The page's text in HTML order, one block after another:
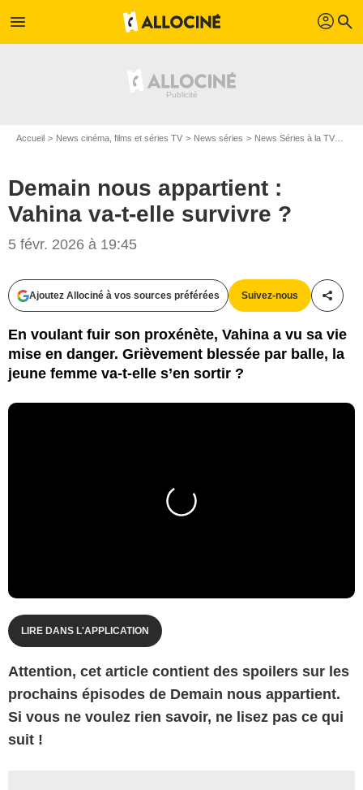
menu profil search
Accueil News cinéma, films et séries TV News séries News Séries à la TV
Demain nous appartient :
Vahina va-t-elle survivre ?
5 févr. 2026 à 19:45
Ajoutez Allociné à vos sources préférées Suivez-nous
En voulant fuir son proxénète, Vahina a vu sa vie
mise en danger. Grièvement blessée par balle, la
jeune femme va-t-elle s’en sortir ?
LIRE DANS L'APPLICATION
Attention, cet article contient des spoilers sur les
prochains épisodes de Demain nous appartient.
Si vous ne voulez rien savoir, ne lisez pas ce qui
suit !